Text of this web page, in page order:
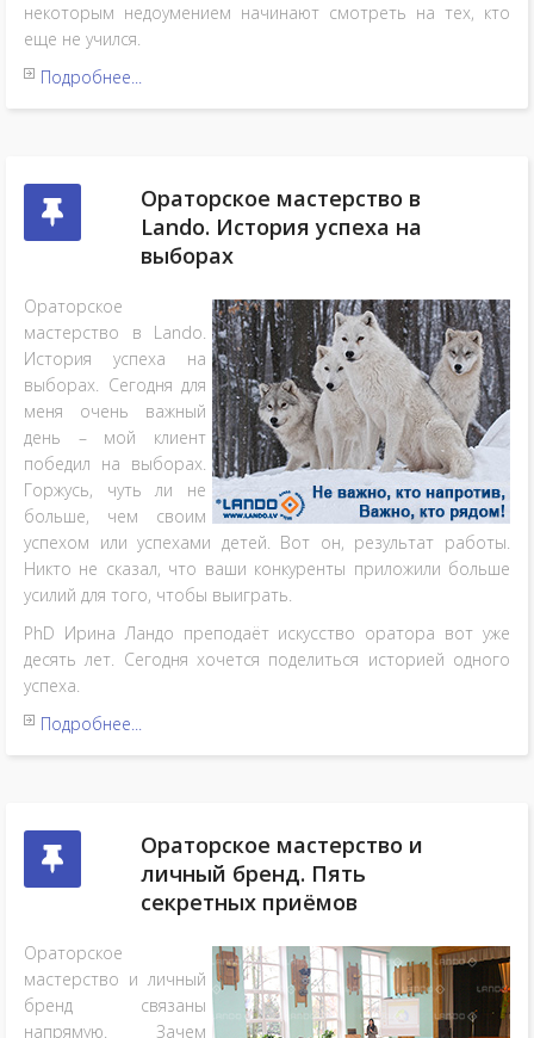
некоторым недоумением начинают смотреть на тех, кто
еще не учился.
Подробнее...
Ораторское мастерство в
Lando. История успеха на
выборах
Ораторское
мастерство в Lando.
История успеха на
выборах. Сегодня для
меня очень важный
день – мой клиент
победил на выборах.
Горжусь, чуть ли не
больше, чем своим
успехом или успехами детей. Вот он, результат работы.
Никто не сказал, что ваши конкуренты приложили больше
усилий для того, чтобы выиграть.
PhD Ирина Ландо преподаёт искусство оратора вот уже
десять лет. Сегодня хочется поделиться историей одного
успеха.
Подробнее...
Ораторское мастерство и
личный бренд. Пять
секретных приёмов
Ораторское
мастерство и личный
бренд связаны
напрямую. Зачем